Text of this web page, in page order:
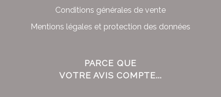
Conditions générales de vente
Mentions légales et protection des données
PARCE QUE
VOTRE AVIS COMPTE...